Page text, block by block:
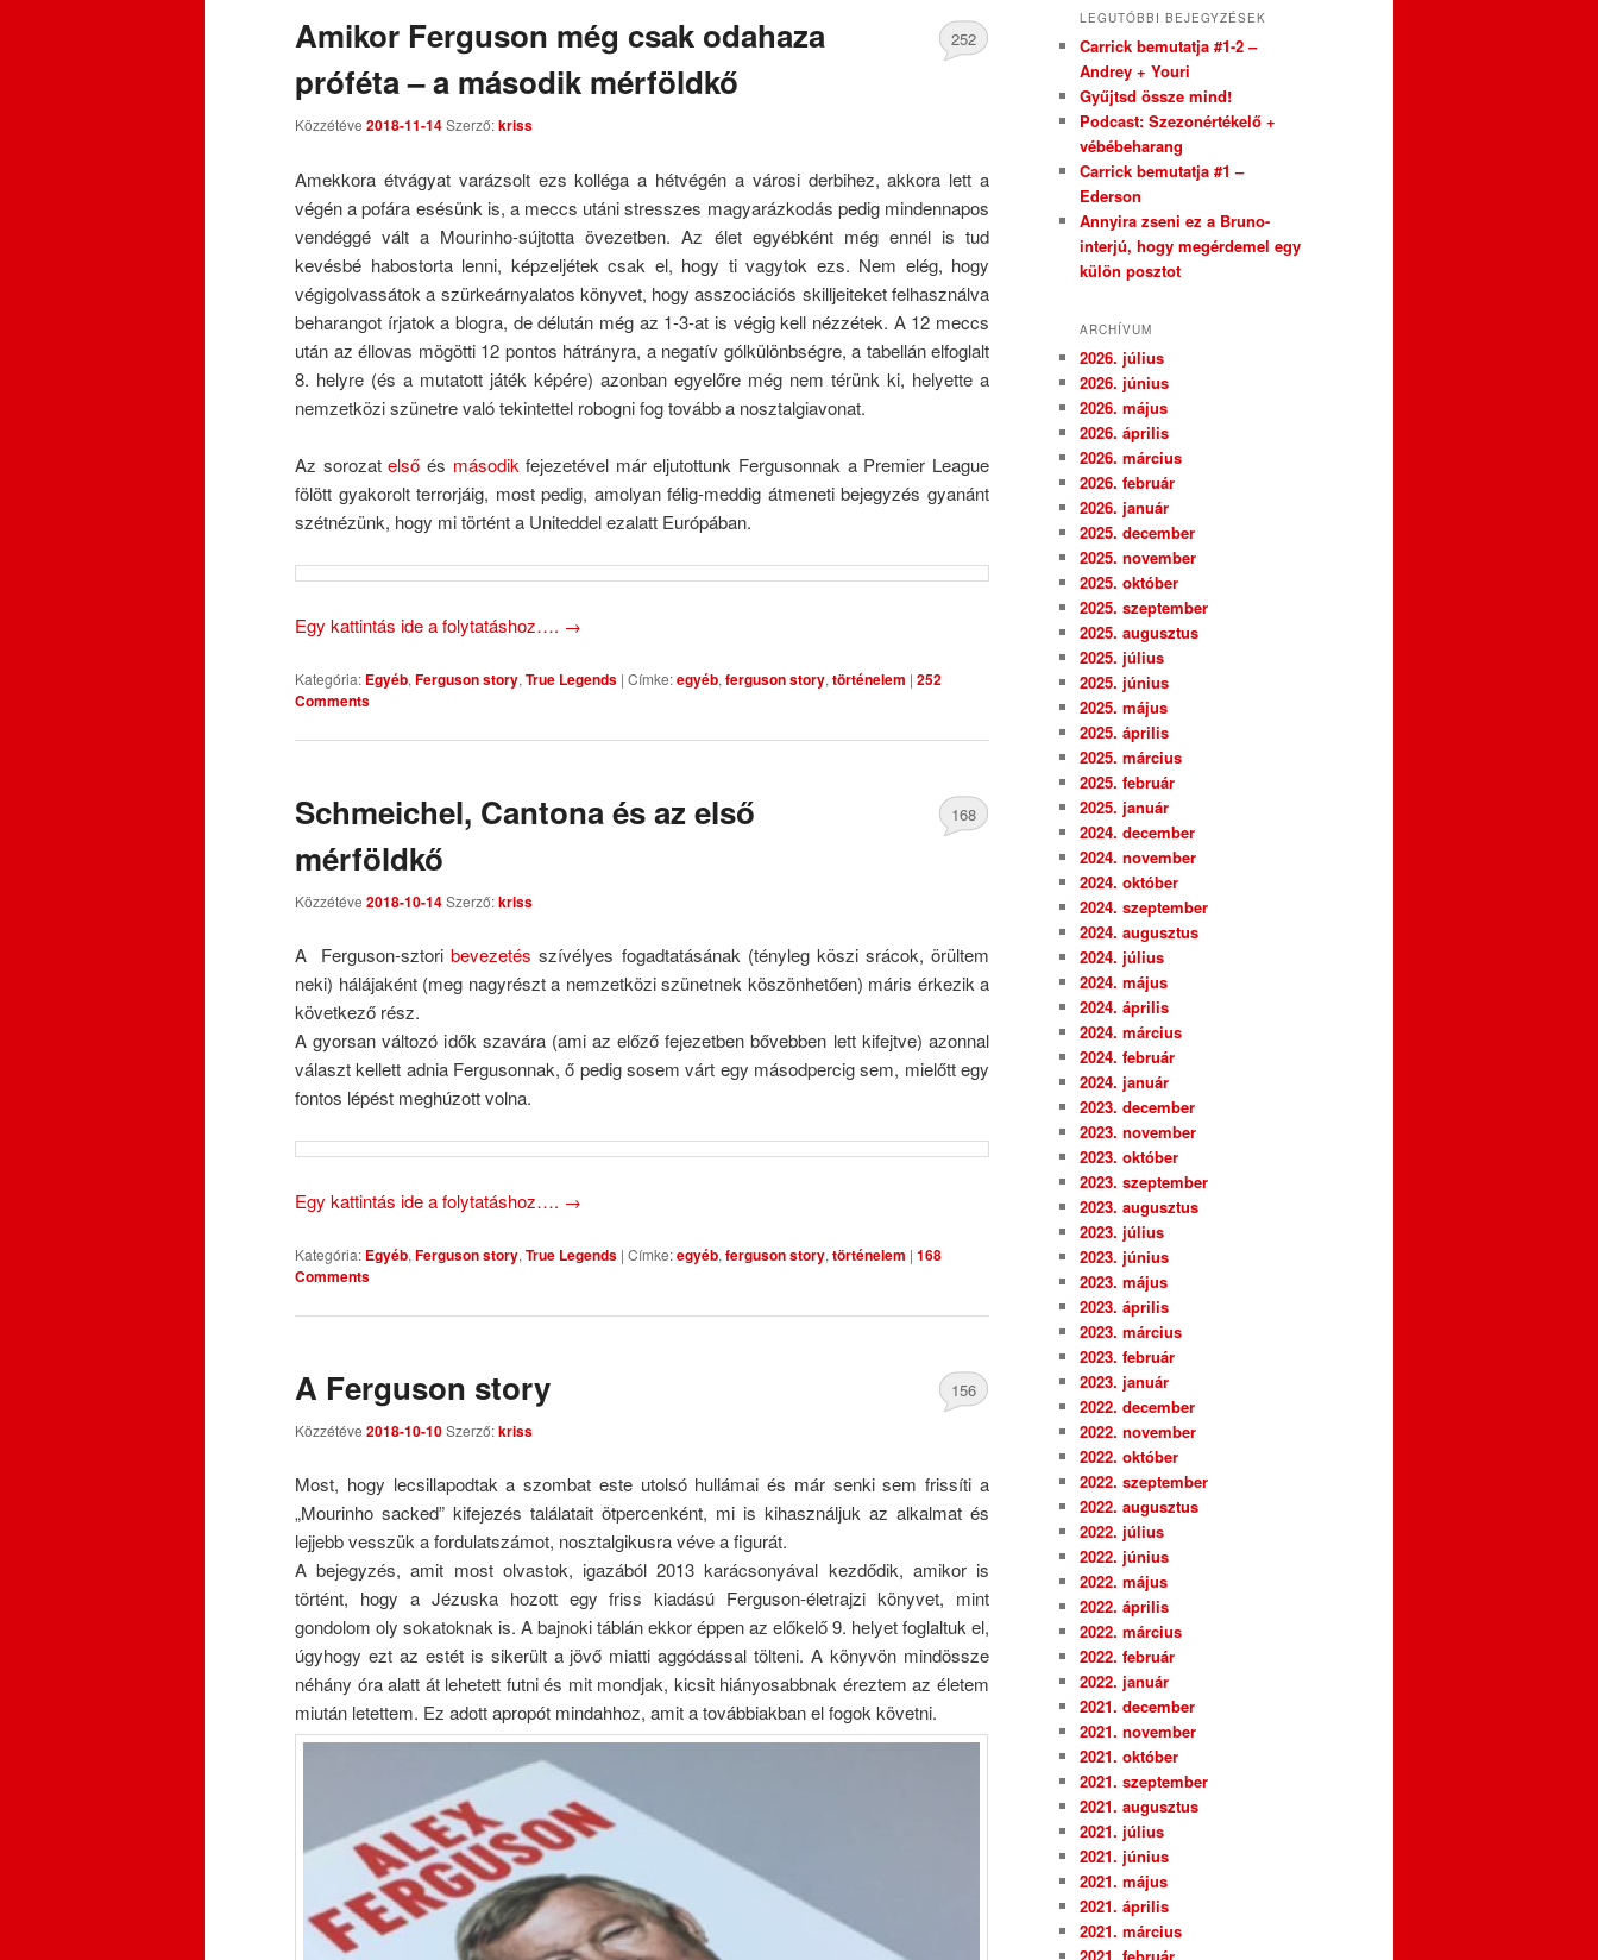
Amikor Ferguson még csak odahaza
próféta – a második mérföldkő
Közzétéve 2018-11-14Szerző:kriss
252
Amekkora étvágyat varázsolt ezs kolléga a hétvégén a városi derbihez, akkora lett a
végén a pofára esésünk is, a meccs utáni stresszes magyarázkodás pedig mindennapos
vendéggé vált a Mourinho-sújtotta övezetben. Az élet egyébként még ennél is tud
kevésbé habostorta lenni, képzeljétek csak el, hogy ti vagytok ezs. Nem elég, hogy
végigolvassátok a szürkeárnyalatos könyvet, hogy asszociációs skilljeiteket felhasználva
beharangot írjatok a blogra, de délután még az 1-3-at is végig kell nézzétek. A 12 meccs
után az éllovas mögötti 12 pontos hátrányra, a negatív gólkülönbségre, a tabellán elfoglalt
8. helyre (és a mutatott játék képére) azonban egyelőre még nem térünk ki, helyette a
nemzetközi szünetre való tekintettel robogni fog tovább a nosztalgiavonat.
Az sorozatelső és második fejezetével már eljutottunk Fergusonnak a Premier League
fölött gyakorolt terrorjáig, most pedig, amolyan félig-meddig átmeneti bejegyzés gyanánt
szétnézünk, hogy mi történt a Uniteddel ezalatt Európában.
Egy kattintás ide a folytatáshoz…. →
Kategória: Egyéb, Ferguson story, True Legends | Címke:egyéb, ferguson story, történelem | 252
Comments
Schmeichel, Cantona és az első
mérföldkő
Közzétéve 2018-10-14Szerző:kriss
168
A Ferguson-sztoribevezetés szívélyes fogadtatásának (tényleg köszi srácok, örültem
neki) hálájaként (meg nagyrészt a nemzetközi szünetnek köszönhetően) máris érkezik a
következő rész.
A gyorsan változó idők szavára (ami az előző fejezetben bővebben lett kifejtve) azonnal
választ kellett adnia Fergusonnak, ő pedig sosem várt egy másodpercig sem, mielőtt egy
fontos lépést meghúzott volna.
Egy kattintás ide a folytatáshoz…. →
Kategória: Egyéb, Ferguson story, True Legends | Címke:egyéb, ferguson story, történelem | 168
Comments
A Ferguson story
Közzétéve 2018-10-10Szerző:kriss
156
Most, hogy lecsillapodtak a szombat este utolsó hullámai és már senki sem frissíti a
„Mourinho sacked” kifejezés találatait ötpercenként, mi is kihasználjuk az alkalmat és
lejjebb vesszük a fordulatszámot, nosztalgikusra véve a figurát.
A bejegyzés, amit most olvastok, igazából 2013 karácsonyával kezdődik, amikor is
történt, hogy a Jézuska hozott egy friss kiadású Ferguson-életrajzi könyvet, mint
gondolom oly sokatoknak is. A bajnoki táblán ekkor éppen az előkelő 9. helyet foglaltuk el,
úgyhogy ezt az estét is sikerült a jövő miatti aggódással tölteni. A könyvön mindössze
néhány óra alatt át lehetett futni és mit mondjak, kicsit hiányosabbnak éreztem az életem
miután letettem. Ez adott apropót mindahhoz, amit a továbbiakban el fogok követni.
LEGUTÓBBI BEJEGYZÉSEK
Carrick bemutatja #1-2 –
Andrey + Youri
Gyűjtsd össze mind!
Podcast: Szezonértékelő +
vébébeharang
Carrick bemutatja #1 –
Ederson
Annyira zseni ez a Bruno-
interjú, hogy megérdemel egy
külön posztot
ARCHÍVUM
2026. július
2026. június
2026. május
2026. április
2026. március
2026. február
2026. január
2025. december
2025. november
2025. október
2025. szeptember
2025. augusztus
2025. július
2025. június
2025. május
2025. április
2025. március
2025. február
2025. január
2024. december
2024. november
2024. október
2024. szeptember
2024. augusztus
2024. július
2024. május
2024. április
2024. március
2024. február
2024. január
2023. december
2023. november
2023. október
2023. szeptember
2023. augusztus
2023. július
2023. június
2023. május
2023. április
2023. március
2023. február
2023. január
2022. december
2022. november
2022. október
2022. szeptember
2022. augusztus
2022. július
2022. június
2022. május
2022. április
2022. március
2022. február
2022. január
2021. december
2021. november
2021. október
2021. szeptember
2021. augusztus
2021. július
2021. június
2021. május
2021. április
2021. március